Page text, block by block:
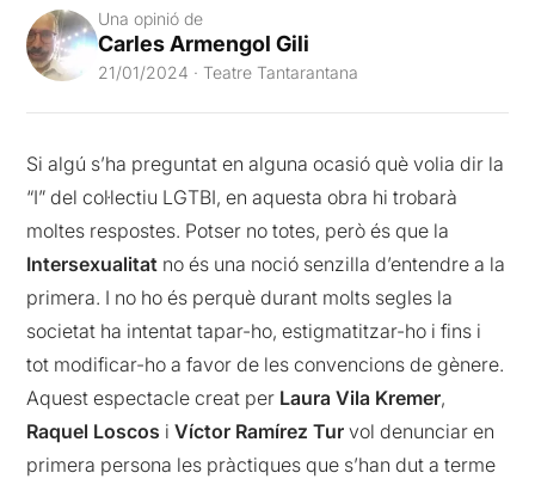
Una opinió de
Carles Armengol Gili
21/01/2024 · Teatre Tantarantana
Si algú s’ha preguntat en alguna ocasió què volia dir la
“I” del col·lectiu LGTBI, en aquesta obra hi trobarà
moltes respostes. Potser no totes, però és que la
Intersexualitat no és una noció senzilla d’entendre a la
primera. I no ho és perquè durant molts segles la
societat ha intentat tapar-ho, estigmatitzar-ho i fins i
tot modificar-ho a favor de les convencions de gènere.
Aquest espectacle creat per Laura Vila Kremer,
Raquel Loscos iVíctor Ramírez Tur vol denunciar en
primera persona les pràctiques que s’han dut a terme